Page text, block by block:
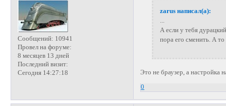
Сообщений: 10941
Провел на форуме:
8 месяцев 13 дней
Последний визит:
Сегодня 14:27:18
zarus написал(а):
...
А если у тебя
пора его сменить. А
Это не браузер, а настройка
0